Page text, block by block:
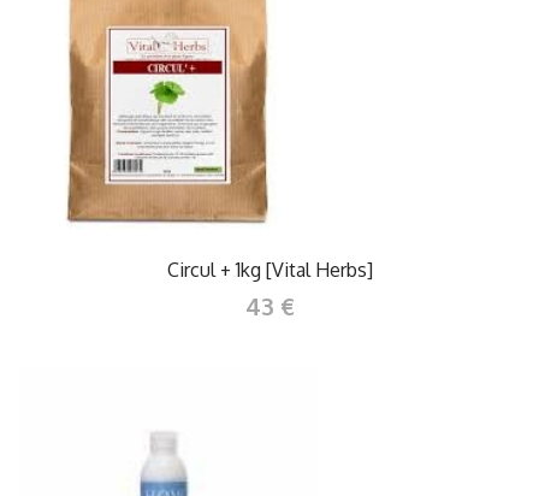
Circul + 1kg [Vital Herbs]
43 €